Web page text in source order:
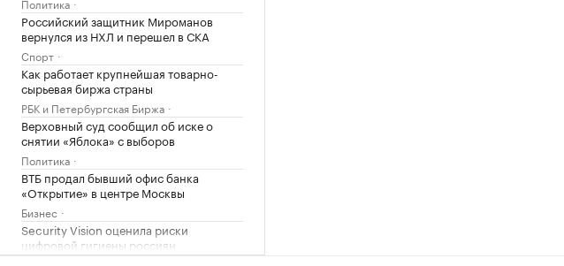
Российский защитник Мироманов
вернулся из НХЛ и перешел в СКА
Спорт
Как работает крупнейшая товарно-
сырьевая биржа страны
РБК и Петербургская Биржа
Верховный суд сообщил об иске о
снятии «Яблока» с выборов
Политика
ВТБ продал бывший офис банка
«Открытие» в центре Москвы
Бизнес
Security Vision оценила риски
цифровой гигиены россиян